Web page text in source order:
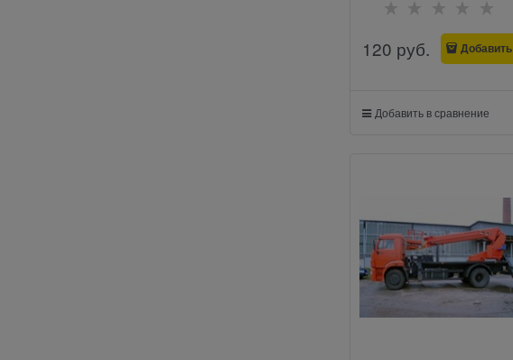
120 руб. Добавить
Добавить в сравнение